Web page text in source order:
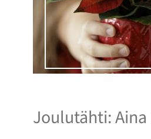
Joulutähti: